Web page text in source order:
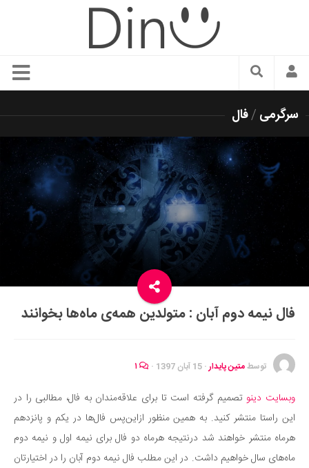
سبک زندگی
زیبایی و آرایش
شیک پوشی
دکوراسیون و چیدمان
رستوران گردی
سفر و گردشگری
ایران گردی
رابطه، عشق و ازدواج
سلامت
تغذیه سالم
بهداشت
سرگرمی /فال
فال نیمه دوم آبان : متولدین همه‌ی ماه‌ها بخوانند
توسطمتین پایدار· 15 آبان 1397 ·
وبسایت دینوتصمیم گرفته است تا برای علاقه‌مندان به فال، مطالبی را در
این راستا منتشر کنید. به همین منظور ازاین‌پس فال‌ها در یکم و پانزدهم
هرماه منتشر خواهند شد درنتیجه هرماه دو فال برای نیمه‌ اول و نیمه‌ دوم
ماه‌های سال خواهیم داشت. در این مطلب فال نیمه دوم آبان را در اختیارتان